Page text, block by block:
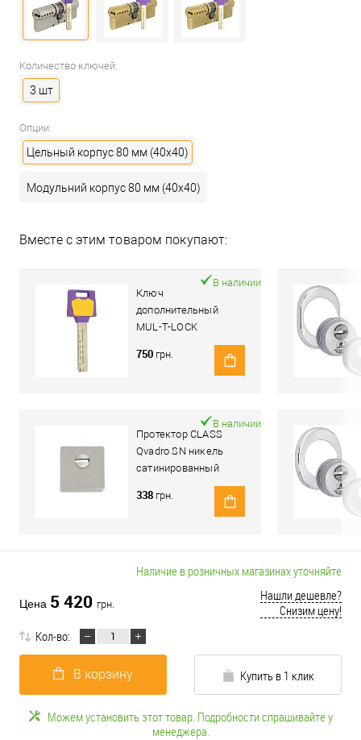
Количество ключей:
3 шт
Опции:
Цельный корпус 80 мм (40x40)
Модульний корпус 80 мм (40x40)
Вместе с этим товаром покупают:
Ключ
дополнительный
MUL-T-LOCK
MTL400/Classic PRO
В наличии
750 грн.
Протектор CLASS
Qvadro SN никель
сатинированный
В наличии
338 грн.
Наличие в розничных магазинах уточняйте
Цена 5 420 грн.
Нашли дешевле?
Снизим цену!
Кол-во:
В корзину Купить в 1 клик
Можем установить этот товар. Подробности спрашивайте у
менеджера.